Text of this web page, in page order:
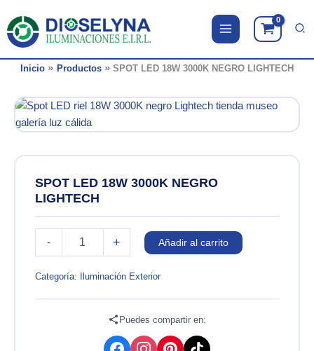
contenido
Inicio Productos SPOT LED 18W 3000K NEGRO LIGHTECH
SPOT LED 18W 3000K NEGRO
LIGHTECH
-
3000K
+ Añadir al carrito
Categoría: Iluminación Exterior
Puedes compartir en: